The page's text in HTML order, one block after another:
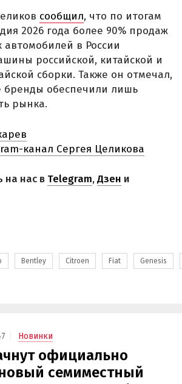
сообщил, что по итогам
2026 года более 90% продаж
автомобилей в России
российской, китайской и
сборки. Также он отмечал,
бренды обеспечили лишь
рынка.
канал Сергея Целикова
на нас в Telegram,Дзен и
Bentley Citroen Fiat Genesis
Новинки
официально
семиместный